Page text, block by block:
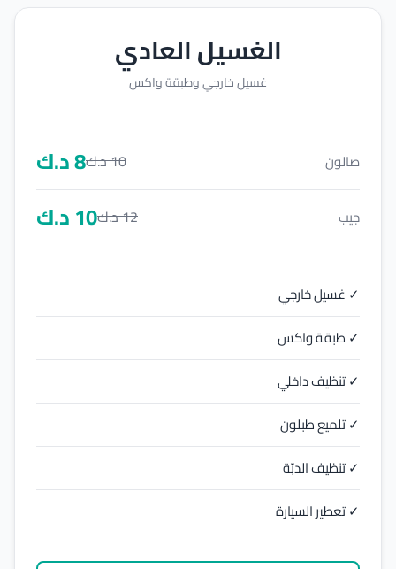
الغسيل العادي
غسيل خارجي وطبقة واكس
صالون 10د.ك8د.ك
جيب 12د.ك10د.ك
✓ غسيل خارجي
✓ طبقة واكس
✓ تنظيف داخلي
✓ تلميع طبلون
✓ تنظيف الدبّة
✓ تعطير السيارة